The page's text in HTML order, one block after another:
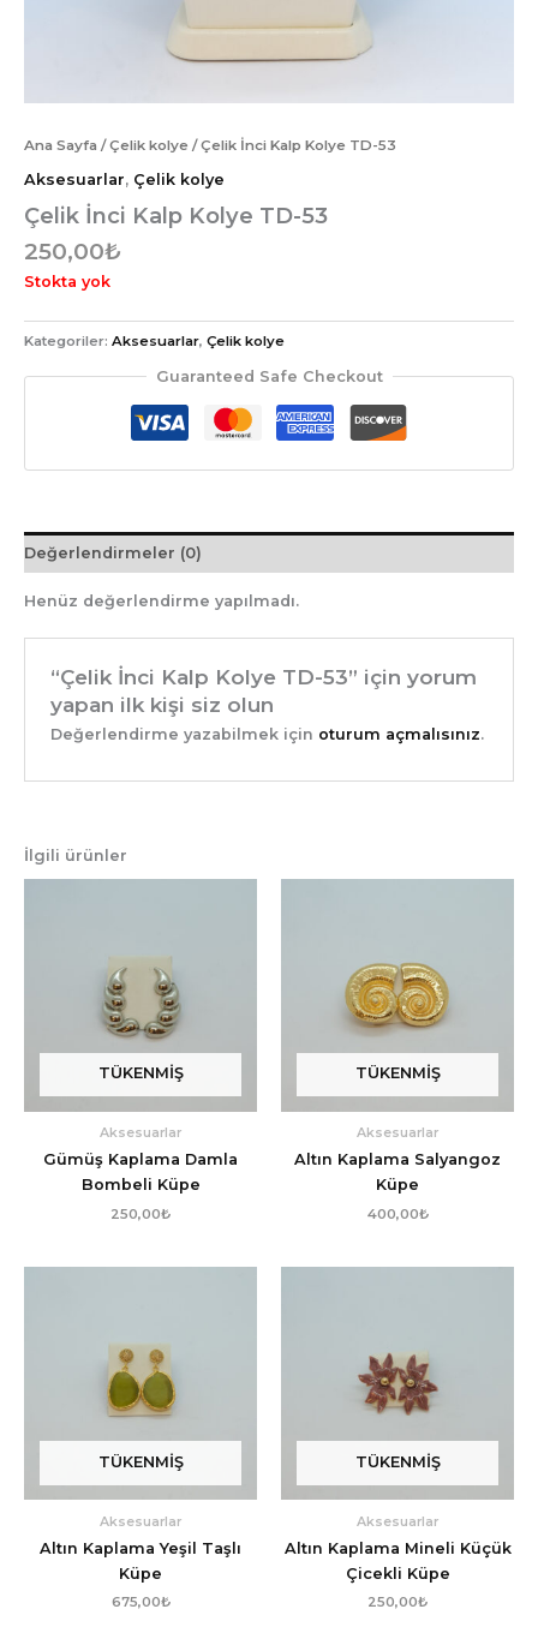
Ana Sayfa /Çelik kolye / Çelik İnci Kalp Kolye TD-53
Aksesuarlar, Çelik kolye
Çelik İnci Kalp Kolye TD-53
250,00₺
Stokta yok
Kategoriler: Aksesuarlar, Çelik kolye
Guaranteed Safe Checkout
Değerlendirmeler (0)
Henüz değerlendirme yapılmadı.
“Çelik İnci Kalp Kolye TD-53” için yorum
yapan ilk kişi siz olun
Değerlendirme yazabilmek için oturum açmalısınız.
İlgili ürünler
TÜKENMIŞ
Aksesuarlar
Gümüş Kaplama Damla
Bombeli Küpe
250,00₺
TÜKENMIŞ
Aksesuarlar
Altın Kaplama Salyangoz
Küpe
400,00₺
TÜKENMIŞ
Aksesuarlar
Altın Kaplama Yeşil Taşlı
Küpe
675,00₺
TÜKENMIŞ
Aksesuarlar
Altın Kaplama Mineli Küçük
Çicekli Küpe
250,00₺